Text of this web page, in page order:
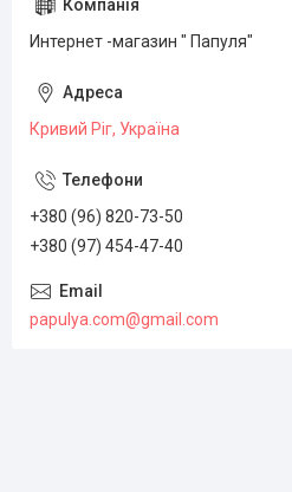
Интернет -магазин " Папуля"
Кривий Ріг, Україна
+380 (96) 820-73-50
+380 (97) 454-47-40
papulya.com@gmail.com